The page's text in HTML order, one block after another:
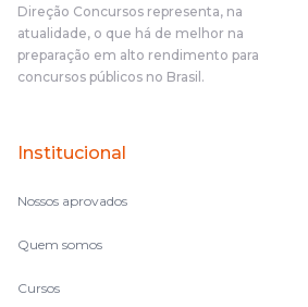
o aluno, além de ter que estudar, ele tem
fazendo um cronograma, num pós-
complicado, é uma avalanche de
terem feito isso é muito bacana, porque
no volume de matérias.
Direção Concursos representa, na
atualidade, o que há de melhor na
preparação em alto rendimento para
concursos públicos no Brasil.
Institucional
Nossos aprovados
Quem somos
Cursos